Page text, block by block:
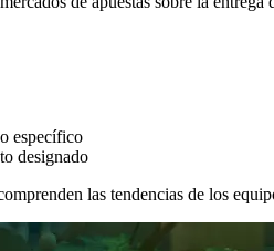
específico
designado
las tendencias de los